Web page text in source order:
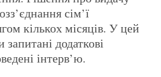
сім’ї
кількох місяців. У цей
додаткові
інтерв’ю.